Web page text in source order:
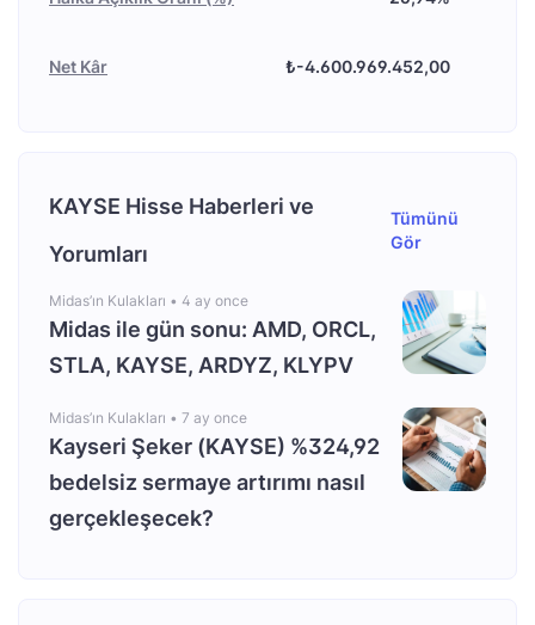
Net Kâr ₺-4.600.969.452,00
KAYSE Hisse Haberleri ve
Yorumları
Tümünü
Gör
Midas’ın Kulakları • 4 ay once
Midas ile gün sonu: AMD, ORCL,
STLA, KAYSE, ARDYZ, KLYPV
Midas’ın Kulakları • 7 ay once
Kayseri Şeker (KAYSE) %324,92
bedelsiz sermaye artırımı nasıl
gerçekleşecek?